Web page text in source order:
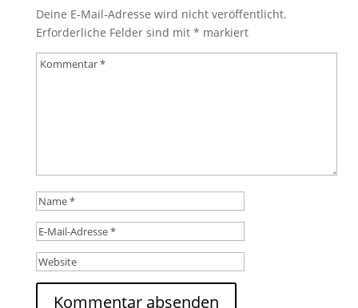
Deine E-Mail-Adresse wird nicht veröffentlicht.
Erforderliche Felder sind mit * markiert